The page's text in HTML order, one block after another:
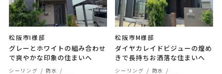
松阪市I様邸
グレーとホワイトの組み合わせ
で爽やかな印象の住まいへ
シーリング
防水
松阪市M様邸
ダイヤカレイドビジューの煌め
きで長持ちお洒落な住まいへ
シーリング
防水